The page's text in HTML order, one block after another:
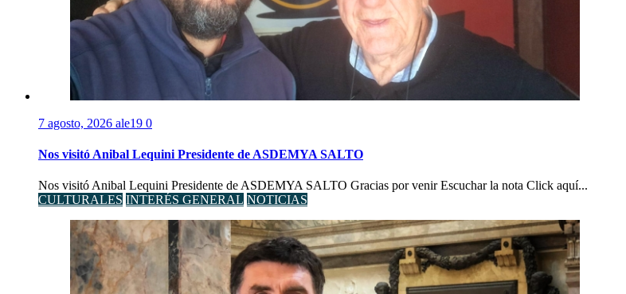
7 agosto, 2026 ale19 0
Nos visitó Anibal Lequini Presidente de ASDEMYA SALTO
Nos visitó Anibal Lequini Presidente de ASDEMYA SALTO Gracias por venir Escuchar la nota Click aquí...
CULTURALES INTERÉS GENERAL NOTICIAS